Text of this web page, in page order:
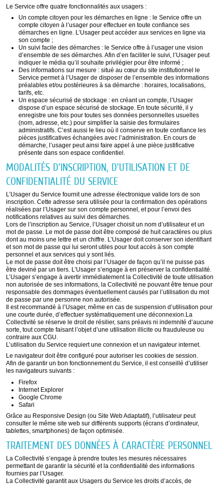
Le Service offre quatre fonctionnalités aux usagers :
Un compte citoyen pour les démarches en ligne : le Service offre un
compte citoyen à l’usager pour effectuer en toute confiance ses
démarches en ligne. L’Usager peut accéder aux services en ligne via
son compte ;
Un suivi facile des démarches : le Service offre à l’usager une vision
d’ensemble de ses démarches. Afin d’en faciliter le suivi, l’Usager peut
indiquer le média qu’il souhaite privilégier pour être informé ;
Des informations sur mesure : situé au cœur du site institutionnel le
Service permet à l’Usager de disposer de l’ensemble des informations
préalables et/ou postérieures à sa démarche : horaires, localisations,
tarifs, etc.
Un espace sécurisé de stockage : en créant un compte, l’Usager
dispose d’un espace sécurisé de stockage. En toute sécurité, il y
enregistre une fois pour toutes ses données personnelles usuelles
(nom, adresse, etc.) pour simplifier la saisie des formulaires
administratifs. C’est aussi le lieu où il conserve en toute confiance les
pièces justificatives échangées avec l’administration. En cours de
démarche, l’usager peut ainsi faire appel à une pièce justificative
présente dans son espace confidentiel.
MODALITÉS D’INSCRIPTION, D’UTILISATION ET DE
CONFIDENTIALITÉ DU SERVICE
L’Usager du Service fournit une adresse électronique valide lors de son
inscription. Cette adresse sera utilisée pour la confirmation des opérations
réalisées par l’Usager sur son compte personnel, et pour l’envoi des
notifications relatives au suivi des démarches.
Lors de l’inscription au Service, l’Usager choisit un nom d’utilisateur et un
mot de passe. Le mot de passe doit être composé de huit caractères ou plus
dont au moins une lettre et un chiffre. L’Usager doit conserver son identifiant
et son mot de passe qui lui seront utiles pour tout accès à son compte
personnel et aux services qui y sont liés.
Le mot de passe doit être choisi par l’Usager de façon qu’il ne puisse pas
être deviné par un tiers. L’Usager s’engage à en préserver la confidentialité.
L’Usager s’engage à avertir immédiatement la Collectivité de toute utilisation
non autorisée de ses informations, la Collectivité ne pouvant être tenue pour
responsable des dommages éventuellement causés par l’utilisation du mot
de passe par une personne non autorisée.
Il est recommandé à l’Usager, même en cas de suspension d’utilisation pour
une courte durée, d’effectuer systématiquement une déconnexion.La
Collectivité se réserve le droit de résilier, sans préavis ni indemnité d’aucune
sorte, tout compte faisant l’objet d’une utilisation illicite ou frauduleuse ou
contraire aux CGU.
L’utilisation du Service requiert une connexion et un navigateur internet.
Le navigateur doit être configuré pour autoriser les cookies de session.
Afin de garantir un bon fonctionnement du Service, il est conseillé d’utiliser
les navigateurs suivants :
Firefox
Internet Explorer
Google Chrome
Safari
Grâce au Responsive Design (ou Site Web Adaptatif), l’utilisateur peut
consulter le même site web sur différents supports (écrans d’ordinateur,
tablettes, smartphones) de façon optimisée.
TRAITEMENT DES DONNÉES À CARACTÈRE PERSONNEL
La Collectivité s’engage à prendre toutes les mesures nécessaires
permettant de garantir la sécurité et la confidentialité des informations
fournies par l’Usager.
La Collectivité garantit aux Usagers du Service les droits d’accès, de